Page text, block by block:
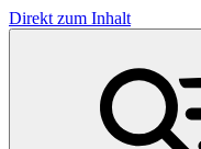
Direkt zum Inhalt